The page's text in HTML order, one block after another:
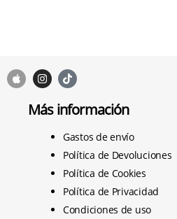
Más información
Gastos de envío
Política de Devoluciones
Política de Cookies
Política de Privacidad
Condiciones de uso